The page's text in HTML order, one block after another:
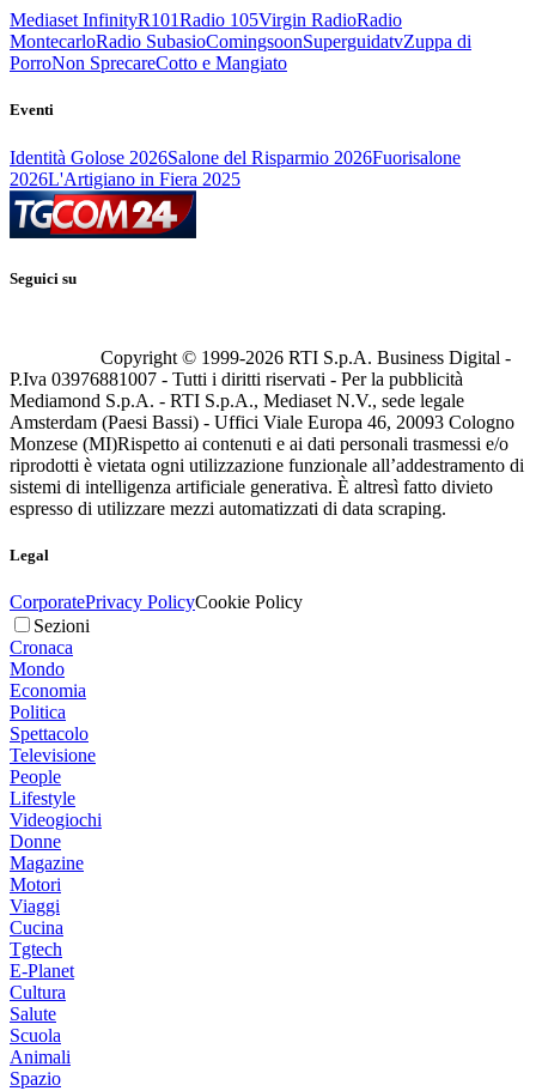
Mediaset InfinityR101Radio 105Virgin RadioRadio
MontecarloRadio SubasioComingsoonSuperguidatvZuppa di
PorroNon SprecareCotto e Mangiato
Eventi
Identità Golose 2026Salone del Risparmio 2026Fuorisalone
2026L'Artigiano in Fiera 2025
Seguici su
Copyright © 1999-2026 RTI S.p.A. Business Digital -
P.Iva 03976881007 - Tutti i diritti riservati - Per la pubblicità
Mediamond S.p.A. - RTI S.p.A., Mediaset N.V., sede legale
Amsterdam (Paesi Bassi) - Uffici Viale Europa 46, 20093 Cologno
Monzese (MI)Rispetto ai contenuti e ai dati personali trasmessi e/o
riprodotti è vietata ogni utilizzazione funzionale all’addestramento di
sistemi di intelligenza artificiale generativa. È altresì fatto divieto
espresso di utilizzare mezzi automatizzati di data scraping.
Legal
CorporatePrivacy PolicyCookie Policy
Sezioni
Cronaca
Mondo
Economia
Politica
Spettacolo
Televisione
People
Lifestyle
Videogiochi
Donne
Magazine
Motori
Viaggi
Cucina
Tgtech
E-Planet
Cultura
Salute
Scuola
Animali
Spazio